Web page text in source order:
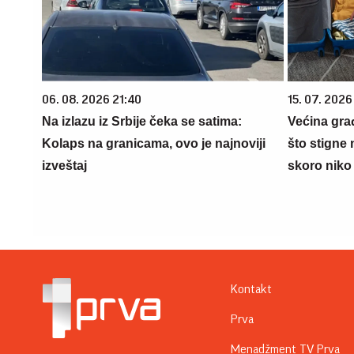
06. 08. 2026 21:40
Na izlazu iz Srbije čeka se satima:
Kolaps na granicama, ovo je najnoviji
izveštaj
15. 07.
Većina
što stigne
skoro niko
Kontakt
Prva
Menadžment TV Prva